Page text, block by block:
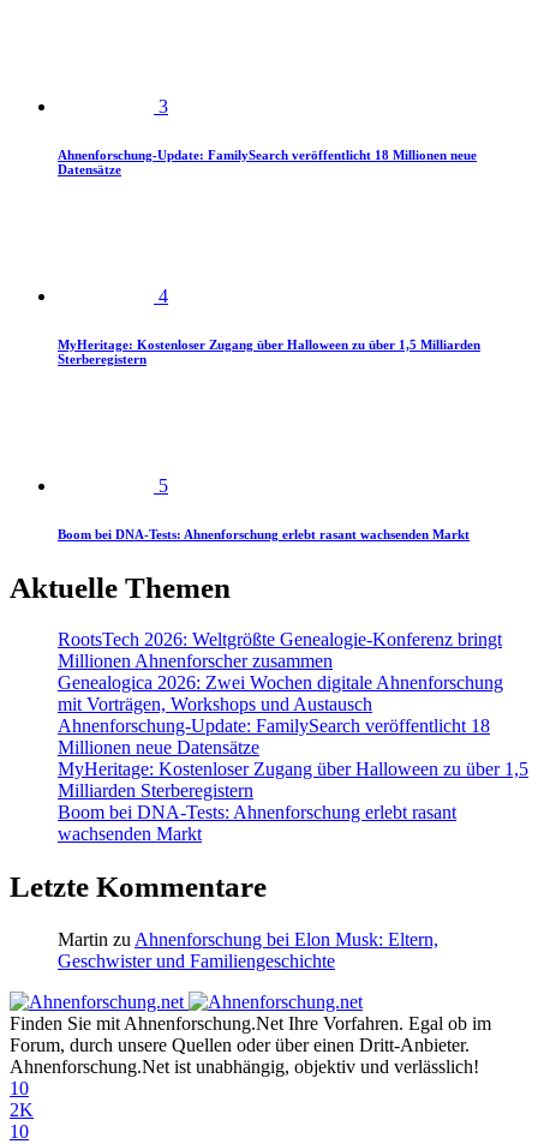
3
Ahnenforschung-Update: FamilySearch veröffentlicht 18 Millionen neue
Datensätze
4
MyHeritage: Kostenloser Zugang über Halloween zu über 1,5 Milliarden
Sterberegistern
5
Boom bei DNA-Tests: Ahnenforschung erlebt rasant wachsenden Markt
Aktuelle Themen
RootsTech 2026: Weltgrößte Genealogie-Konferenz bringt
Millionen Ahnenforscher zusammen
Genealogica 2026: Zwei Wochen digitale Ahnenforschung
mit Vorträgen, Workshops und Austausch
Ahnenforschung-Update: FamilySearch veröffentlicht 18
Millionen neue Datensätze
MyHeritage: Kostenloser Zugang über Halloween zu über 1,5
Milliarden Sterberegistern
Boom bei DNA-Tests: Ahnenforschung erlebt rasant
wachsenden Markt
Letzte Kommentare
Martin zu Ahnenforschung bei Elon Musk: Eltern,
Geschwister und Familiengeschichte
Finden Sie mit Ahnenforschung.Net Ihre Vorfahren. Egal ob im
Forum, durch unsere Quellen oder über einen Dritt-Anbieter.
Ahnenforschung.Net ist unabhängig, objektiv und verlässlich!
10
2K
10